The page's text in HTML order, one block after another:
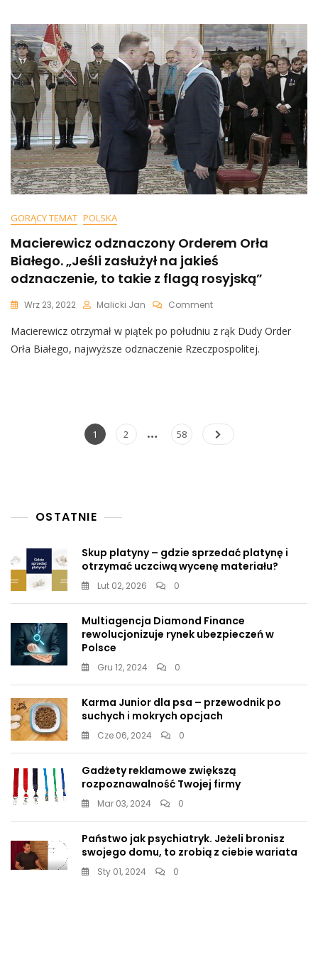
Z
Opozycją?
Lider
Opozycyjnego
Ugrupowania:
„Powiem
Brutalnie…”
GORĄCY TEMAT POLSKA
Macierewicz odznaczony Orderem Orła
Białego. „Jeśli zasłużył na jakieś
odznaczenie, to takie z flagą rosyjską”
Wrz 23, 2022 Malicki Jan CommentOn
Odznaczony
Orderem
Orła
Jakieś
Odznaczenie,
Macierewicz otrzymał w piątek po południu z rąk Dudy Order
Orła Białego, najwyższe odznaczenie Rzeczpospolitej.
Nawigacja
Page
1 Page
2 … Page
58
OSTATNIE
Skup platyny – gdzie sprzedać platynę i
otrzymać uczciwą wycenę materiału?
Lut 02, 2026 0
Multiagencja Diamond Finance
rewolucjonizuje rynek ubezpieczeń w
Polsce
Gru 12, 2024 0
Karma Junior dla psa – przewodnik po
suchych i mokrych opcjach
Cze 06, 2024 0
Gadżety reklamowe zwiększą
rozpoznawalność Twojej firmy
Mar 03, 2024 0
Państwo jak psychiatryk. Jeżeli bronisz
swojego domu, to zrobią z ciebie wariata
Sty 01, 2024 0